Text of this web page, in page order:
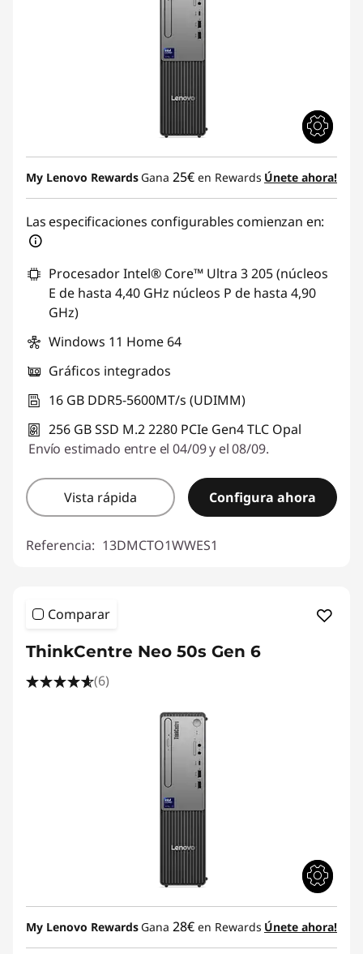
My Lenovo Rewards Gana 25€ en Rewards Únete ahora!
Las especificaciones configurables comienzan en:
Procesador Intel® Core™ Ultra 3 205 (núcleos
E de hasta 4,40 GHz núcleos P de hasta 4,90
GHz)
Windows 11 Home 64
Gráficos integrados
16 GB DDR5-5600MT/s (UDIMM)
256 GB SSD M.2 2280 PCIe Gen4 TLC Opal
Envío estimado entre el 04/09 y el 08/09.
Vista rápida Configura ahora
Referencia: 13DMCTO1WWES1
Comparar
ThinkCentre Neo 50s Gen 6
(6)
My Lenovo Rewards Gana 28€ en Rewards Únete ahora!